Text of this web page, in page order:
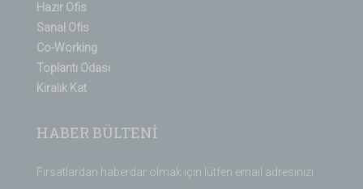
Hazır Ofis
Sanal Ofis
Co-Working
Toplantı Odası
Kiralık Kat
HABER BÜLTENİ
Fırsatlardan haberdar olmak için lütfen email adresinizi